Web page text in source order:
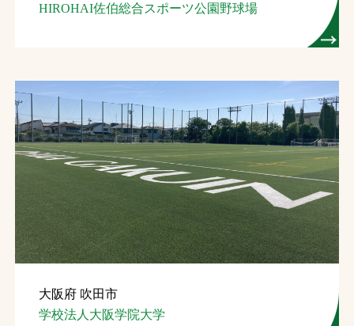
HIROHAI佐伯総合スポーツ公園野球場
大阪府 吹田市
学校法人大阪学院大学